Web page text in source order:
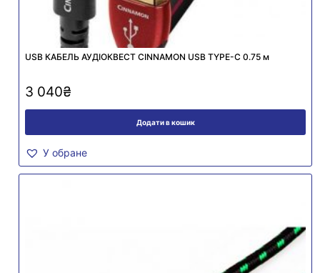
USB КАБЕЛЬ АУДІОКВЕСТ CINNAMON USB TYPE-C 0.75 м
3 040₴
Додати в кошик
У обране